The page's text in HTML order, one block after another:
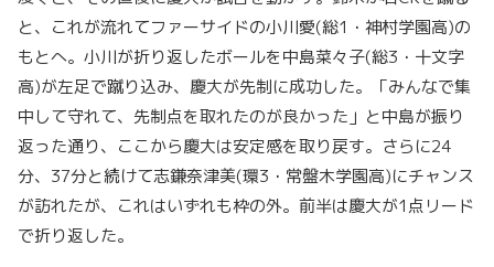
と、これが流れてファーサイドの小川愛(総1・神村学園高)の
もとへ。小川が折り返したボールを中島菜々子(総3・十文字
高)が左足で蹴り込み、慶大が先制に成功した。「みんなで集
中して守れて、先制点を取れたのが良かった」と中島が振り
返った通り、ここから慶大は安定感を取り戻す。さらに24
分、37分と続けて志鎌奈津美(環3・常盤木学園高)にチャンス
が訪れたが、これはいずれも枠の外。前半は慶大が1点リード
で折り返した。